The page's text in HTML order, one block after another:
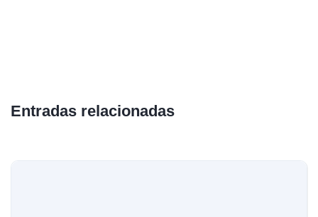
Entradas relacionadas